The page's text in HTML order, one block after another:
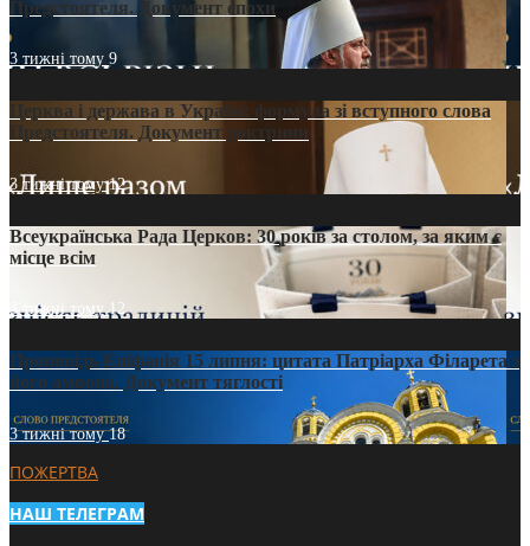
Предстоятеля. Документ епохи
3 тижні тому 9
Церква і держава в Україні: формула зі вступного слова
Предстоятеля. Документ доктрини
3 тижні тому12
Всеукраїнська Рада Церков: 30 років за столом, за яким є
місце всім
3 тижні тому12
Проповідь Епіфанія 15 липня: цитата Патріарха Філарета з
його амвона. Документ тяглості
3 тижні тому18
ПОЖЕРТВА
НАШ ТЕЛЕГРАМ